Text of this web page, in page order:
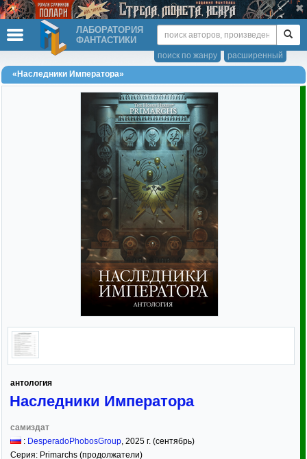
ЛАБОРАТОРИЯ
ФАНТАСТИКИ
расширенный
поиск по жанру
«Наследники Императора»
антология
Наследники Императора
самиздат
: DesperadoPhobosGroup, 2025 г. (сентябрь)
Серия: Primarchs (продолжатели)